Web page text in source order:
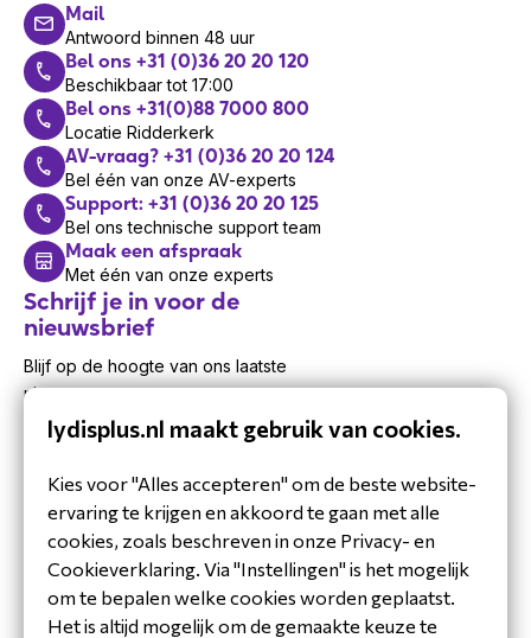
Mail
Antwoord binnen 48 uur
Bel ons +31 (0)36 20 20 120
Beschikbaar tot 17:00
Bel ons +31(0)88 7000 800
Locatie Ridderkerk
AV-vraag? +31 (0)36 20 20 124
Bel één van onze AV-experts
Support: +31 (0)36 20 20 125
Bel ons technische support team
Maak een afspraak
Met één van onze experts
Schrijf je in voor de
nieuwsbrief
Blijf op de hoogte van ons laatste
nieuws.
lydisplus.nl maakt gebruik van cookies.
Kies voor "Alles accepteren" om de beste website-
ervaring te krijgen en akkoord te gaan met alle
cookies, zoals beschreven in onze Privacy- en
Cookieverklaring. Via "Instellingen" is het mogelijk
om te bepalen welke cookies worden geplaatst.
Het is altijd mogelijk om de gemaakte keuze te